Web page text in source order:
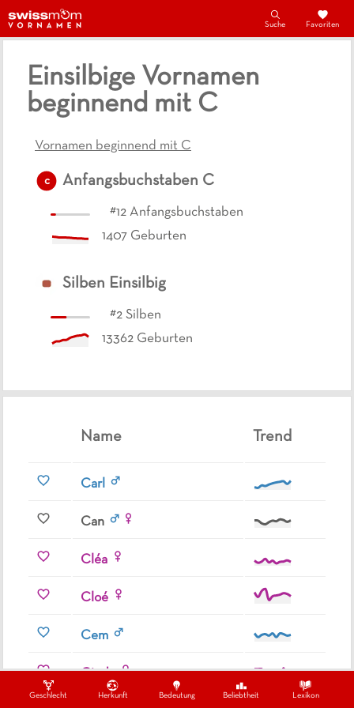
Geschlecht Herkunft Bedeutung Beliebtheit Lexikon
Suche Favoriten
Einsilbige Vornamen
beginnend mit C
Vornamen beginnend mit C
c Anfangsbuchstaben C
#12 Anfangsbuchstaben
1407 Geburten
Silben Einsilbig
#2 Silben
13362 Geburten
Name Trend
Carl
Can
Cléa
Cloé
Cem
Cindy